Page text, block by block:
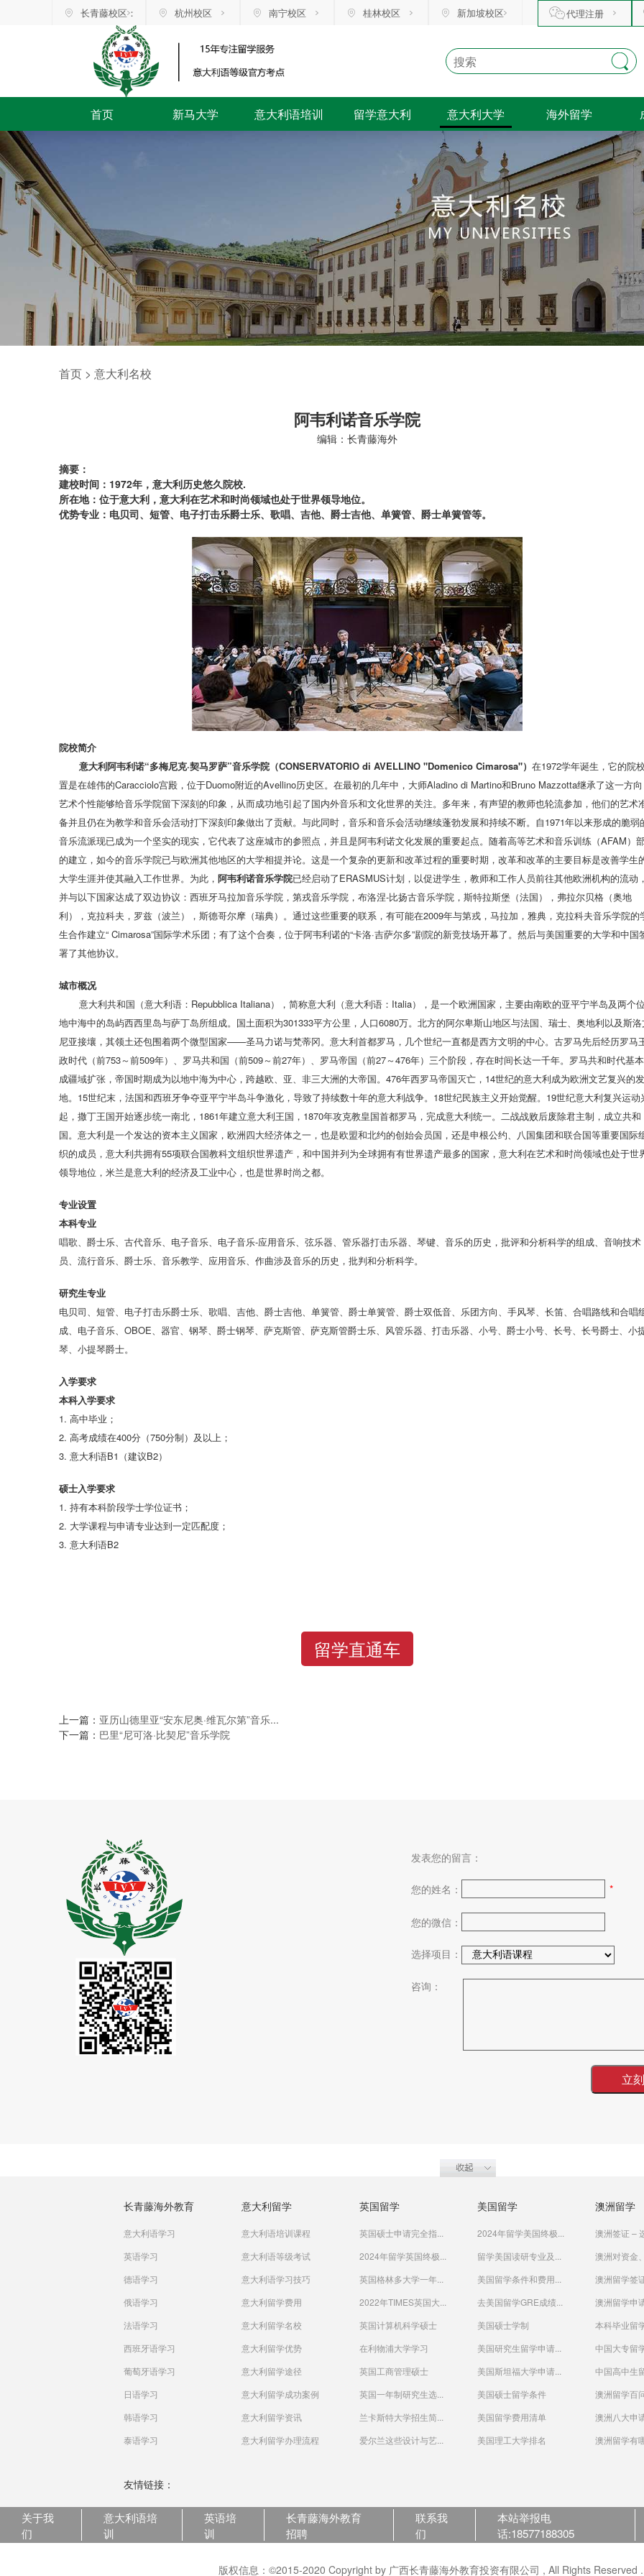
长青藤校区： 杭州校区 南宁校区 桂林校区 新加坡校区 代理注册
首页 新马大学 意大利语培训 留学意大利 意大利大学 海外留学
首页 > 意大利名校
阿韦利诺音乐学院
编辑：长青藤海外
摘要：
建校时间：1972年，意大利历史悠久院校.
所在地：位于意大利，意大利在艺术和时尚领域也处于世界领导地位。
优势专业：电贝司、短管、电子打击乐爵士乐、歌唱、吉他、爵士吉他、单簧管、爵士单簧管等。
院校简介
意大利阿韦利诺“多梅尼克·契马罗萨”音乐学院（CONSERVATORIO di AVELLINO "Domenico Cimarosa"） 在1972学年诞生，它的院
置是在雄伟的Caracciolo宫殿，位于Duomo附近的Avellino历史区。在最初的几年中，大师Aladino di Martino和Bruno Mazzotta继承了这一方
艺术个性能够给音乐学院留下深刻的印象，从而成功地引起了国内外音乐和文化世界的关注。多年来，有声望的教师也轮流参加，他们的艺术
备并且仍在为教学和音乐会活动打下深刻印象做出了贡献。与此同时，音乐和音乐会活动继续蓬勃发展和持续不断。自1971年以来形成的脆弱
音乐流派现已成为一个坚实的现实，它代表了这座城市的参照点，并且是阿韦利诺文化发展的重要起点。随着高等艺术和音乐训练（AFAM）
的建立，如今的音乐学院已与欧洲其他地区的大学相提并论。这是一个复杂的更新和改革过程的重要时期，改革和改革的主要目标是改善学生
大学生涯并使其融入工作世界。为此， 阿韦利诺音乐学院已经启动了ERASMUS计划，以促进学生，教师和工作人员前往其他欧洲机构的流动
并与以下国家达成了双边协议：西班牙马拉加音乐学院，第戎音乐学院，布洛涅-比扬古音乐学院，斯特拉斯堡（法国），弗拉尔贝格（奥地
利），克拉科夫，罗兹（波兰），斯德哥尔摩（瑞典）。通过这些重要的联系，有可能在2009年与第戎，马拉加，雅典，克拉科夫音乐学院的
生合作建立“ Cimarosa”国际学术乐团；有了这个合奏，位于阿韦利诺的“卡洛·吉萨尔多”剧院的新竞技场开幕了。然后与美国重要的大学和中国
署了其他协议。
城市概况
意大利共和国（意大利语：Repubblica Italiana），简称意大利（意大利语：Italia），是一个欧洲国家，主要由南欧的亚平宁半岛及两个
地中海中的岛屿西西里岛与萨丁岛所组成。国土面积为301333平方公里，人口6080万。北方的阿尔卑斯山地区与法国、瑞士、奥地利以及斯
尼亚接壤，其领土还包围着两个微型国家——圣马力诺与梵蒂冈。意大利首都罗马，几个世纪一直都是西方文明的中心。古罗马先后经历罗马
政时代（前753～前509年）、罗马共和国（前509～前27年）、罗马帝国（前27～476年）三个阶段，存在时间长达一千年。罗马共和时代基
成疆域扩张，帝国时期成为以地中海为中心，跨越欧、亚、非三大洲的大帝国。476年西罗马帝国灭亡，14世纪的意大利成为欧洲文艺复兴的
地。15世纪末，法国和西班牙争夺亚平宁半岛斗争激化，导致了持续数十年的意大利战争。18世纪民族主义开始觉醒。19世纪意大利复兴运动
起，撒丁王国开始逐步统一南北，1861年建立意大利王国，1870年攻克教皇国首都罗马，完成意大利统一。二战战败后废除君主制，成立共和
国。意大利是一个发达的资本主义国家，欧洲四大经济体之一，也是欧盟和北约的创始会员国，还是申根公约、八国集团和联合国等重要国际
织的成员，意大利共拥有55项联合国教科文组织世界遗产，和中国并列为全球拥有有世界遗产最多的国家，意大利在艺术和时尚领域也处于世
领导地位，米兰是意大利的经济及工业中心，也是世界时尚之都。
专业设置
本科专业
唱歌、爵士乐、古代音乐、电子音乐、电子音乐-应用音乐、弦乐器、管乐器打击乐器、琴键、音乐的历史，批评和分析科学的组成、音响技术
员、流行音乐、爵士乐、音乐教学、应用音乐、作曲涉及音乐的历史，批判和分析科学。
研究生专业
电贝司、短管、电子打击乐爵士乐、歌唱、吉他、爵士吉他、单簧管、爵士单簧管、爵士双低音、乐团方向、手风琴、长笛、合唱路线和合唱
成、电子音乐、OBOE、器官、钢琴、爵士钢琴、萨克斯管、萨克斯管爵士乐、风管乐器、打击乐器、小号、爵士小号、长号、长号爵士、小
琴、小提琴爵士。
入学要求
本科入学要求
1. 高中毕业；
2. 高考成绩在400分（750分制）及以上；
3. 意大利语B1（建议B2）
硕士入学要求
1. 持有本科阶段学士学位证书；
2. 大学课程与申请专业达到一定匹配度；
3. 意大利语B2
留学直通车
上一篇： 亚历山德里亚“安东尼奥·维瓦尔第”音乐...
下一篇： 巴里“尼可洛·比契尼”音乐学院
发表您的留言：
您的姓名： *
您的微信：
选择项目：
咨询：
长青藤海外教育
意大利语学习
英语学习
德语学习
俄语学习
法语学习
西班牙语学习
葡萄牙语学习
日语学习
韩语学习
泰语学习
意大利留学
意大利语培训课程
意大利语等级考试
意大利语学习技巧
意大利留学费用
意大利留学名校
意大利留学优势
意大利留学途径
意大利留学成功案例
意大利留学资讯
意大利留学办理流程
英国留学
英国硕士申请完全指...
2024年留学英国终极...
英国格林多大学一年...
2022年TIMES英国大...
英国计算机科学硕士
在利物浦大学学习
英国工商管理硕士
英国一年制研究生选...
兰卡斯特大学招生简...
爱尔兰这些设计与艺...
美国留学
2024年留学美国终极...
留学美国读研专业及...
美国留学条件和费用...
去美国留学GRE成绩...
美国硕士学制
美国研究生留学申请...
美国斯坦福大学申请...
美国硕士留学条件
美国留学费用清单
美国理工大学排名
澳洲留学
澳洲签证 –
澳洲对资金
澳洲留学签
澳洲留学申
本科毕业留
中国大专留
中国高中生
澳洲留学百
澳洲八大申
澳洲留学有
友情链接：
关于我
们
意大利语培
训
英语培
训
长青藤海外教育
招聘
联系我
们
本站举报电
话:18577188305
版权信息：©2015-2020 Copyright by 广西长青藤海外教育投资有限公司 , All Rights Reserved